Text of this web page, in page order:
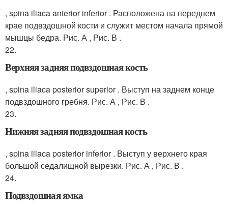
, spina iliaca anterior inferior . Расположена на переднем
крае подвздошной кости и служит местом начала прямой
мышцы бедра. Рис. А , Рис. В .
22.
Верхняя задняя подвздошная кость
, spina iliaca posterior superior . Выступ на заднем конце
подвздошного гребня. Рис. А , Рис. В .
23.
Нижняя задняя подвздошная кость
, spina iliaca posterior inferior . Выступ у верхнего края
большой седалищной вырезки. Рис. А , Рис. В .
24.
Подвздошная ямка